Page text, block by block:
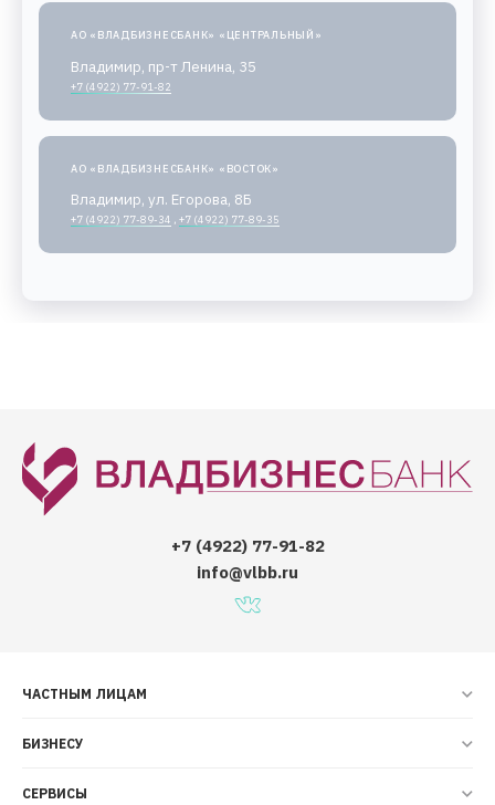
АО «ВЛАДБИЗНЕСБАНК» «ЦЕНТРАЛЬНЫЙ»
Владимир, пр-т Ленина, 35
+7 (4922) 77-91-82
АО «ВЛАДБИЗНЕСБАНК» «ВОСТОК»
Владимир, ул. Егорова, 8Б
+7 (4922) 77-89-34 , +7 (4922) 77-89-35
+7 (4922) 77-91-82
info@vlbb.ru
ЧАСТНЫМ ЛИЦАМ
БИЗНЕСУ
СЕРВИСЫ